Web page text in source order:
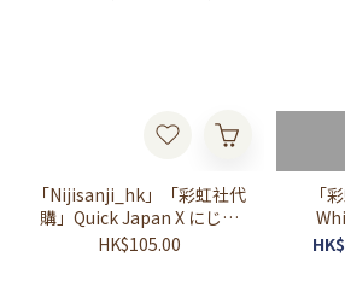
「Nijisanji_hk」「彩虹社代
購」Quick Japan X にじさ
んじ (4月號~183)
HK$105.00
「